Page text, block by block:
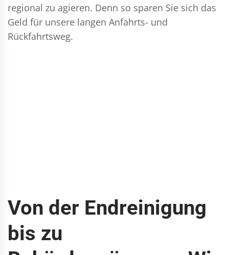
regional zu agieren. Denn so sparen Sie sich das
Geld für unsere langen Anfahrts- und
Rückfahrtsweg.
Von der Endreinigung
bis zu